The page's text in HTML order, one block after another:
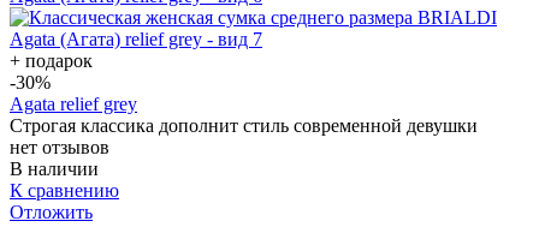
+ подарок
-30%
Agata relief grey
Строгая классика дополнит стиль современной девушки
нет отзывов
В наличии
К сравнению
Отложить